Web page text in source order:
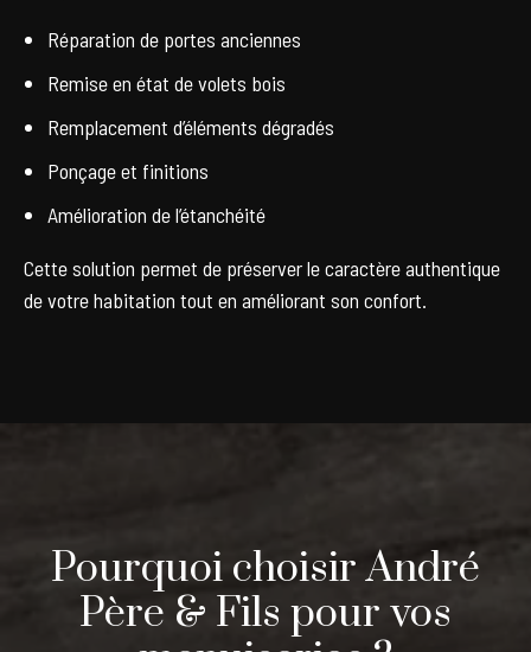
Réparation de portes anciennes
Remise en état de volets bois
Remplacement d’éléments dégradés
Ponçage et finitions
Amélioration de l’étanchéité
Cette solution permet de préserver le caractère authentique
de votre habitation tout en améliorant son confort.
Pourquoi choisir André
Père & Fils pour vos